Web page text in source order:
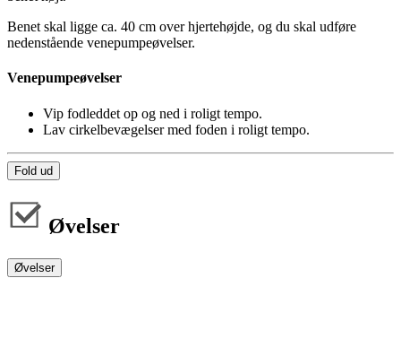
Benet skal ligge ca. 40 cm over hjertehøjde, og du skal udføre
nedenstående venepumpeøvelser.
Venepumpeøvelser
Vip fodleddet op og ned i roligt tempo.
Lav cirkelbevægelser med foden i roligt tempo.
Fold ud
Øvelser
Øvelser